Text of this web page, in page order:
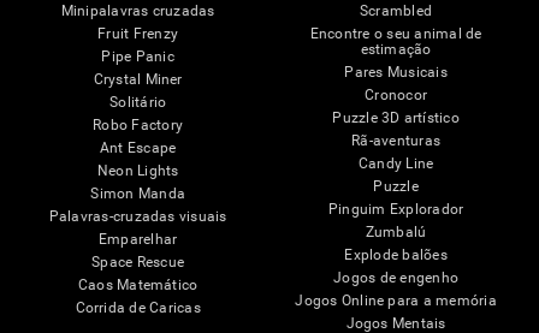
Minipalavras cruzadas
Fruit Frenzy
Pipe Panic
Crystal Miner
Solitário
Robo Factory
Ant Escape
Neon Lights
Simon Manda
Palavras-cruzadas visuais
Emparelhar
Space Rescue
Caos Matemático
Corrida de Caricas
Scrambled
Encontre o seu animal de
estimação
Pares Musicais
Cronocor
Puzzle 3D artístico
Rã-aventuras
Candy Line
Puzzle
Pinguim Explorador
Zumbalú
Explode balões
Jogos de engenho
Jogos Online para a memória
Jogos Mentais